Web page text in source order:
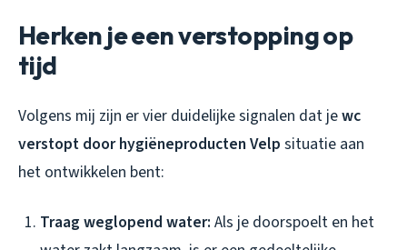
Herken je een verstopping op
tijd
Volgens mij zijn er vier duidelijke signalen dat jewc
verstopt door hygiëneproducten Velp situatie aan
het ontwikkelen bent:
Traag weglopend water: Als je doorspoelt en het